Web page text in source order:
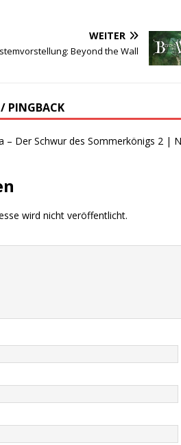
WEITER
Beyond the Wall
PINGBACK
– Der Schwur des Sommerkönigs 2 |
wird nicht veröffentlicht.